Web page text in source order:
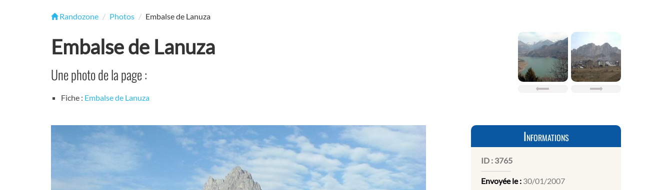
Randozone Photos Embalse de Lanuza
Embalse de Lanuza
Une photo de la page :
Fiche : Embalse de Lanuza
Informations
ID : 3765
Envoyée le : 30/01/2007